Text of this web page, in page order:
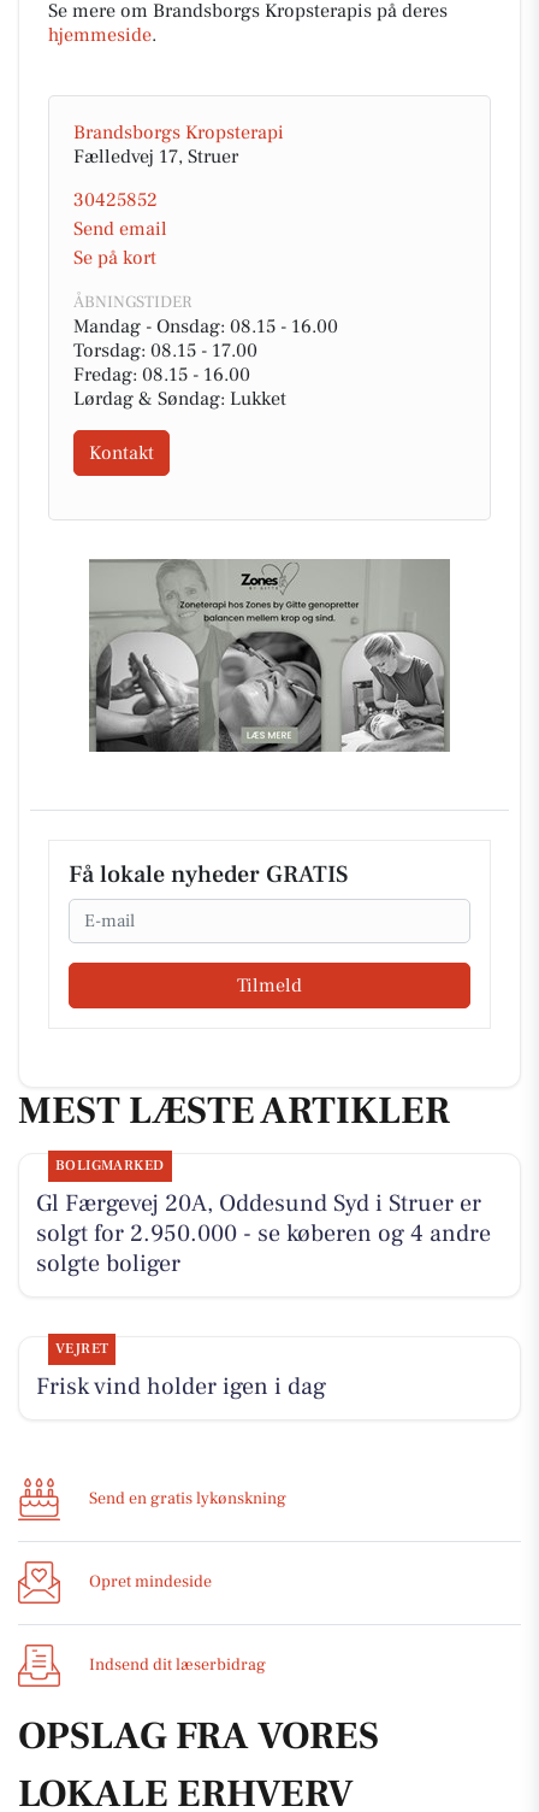
Se mere om Brandsborgs Kropsterapis på deres
hjemmeside.
Brandsborgs Kropsterapi
Fælledvej 17, Struer
30425852
Send email
Se på kort
ÅBNINGSTIDER
Mandag - Onsdag: 08.15 - 16.00
Torsdag: 08.15 - 17.00
Fredag: 08.15 - 16.00
Lørdag & Søndag: Lukket
Kontakt
Få lokale nyheder GRATIS
Email
Tilmeld
MEST LÆSTE ARTIKLER
BOLIGMARKED
Gl Færgevej 20A, Oddesund Syd i Struer er
solgt for 2.950.000 - se køberen og 4 andre
solgte boliger
VEJRET
Frisk vind holder igen i dag
Send en gratis lykønskning
Opret mindeside
Indsend dit læserbidrag
OPSLAG FRA VORES
LOKALE ERHVERV